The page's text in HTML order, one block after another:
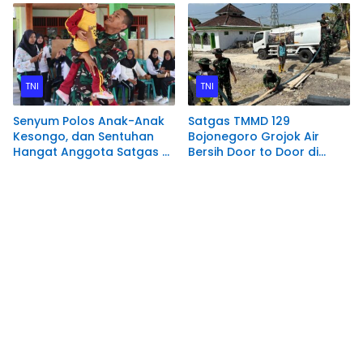
dengan Warga
TNI
Senyum Polos Anak-Anak
Kesongo, dan Sentuhan
Hangat Anggota Satgas di
TNI
Satgas TMMD 129
Bojonegoro Grojok Air
Bersih Door to Door di